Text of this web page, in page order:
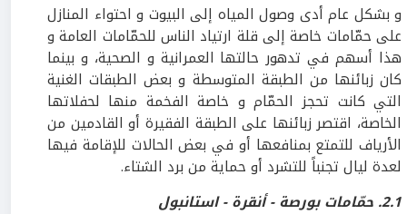
و بشكل عام أدى وصول المياه إلى البيوت و احتواء المنازل
على حمّامات خاصة إلى قلة ارتياد الناس للحمّامات العامة و
هذا أسهم في تدهور حالتها العمرانية و الصحية، و بينما
كان زبائنها من الطبقة المتوسطة و بعض الطبقات الغنية
التي كانت تحجز الحمّام و خاصة الفخمة منها لحفلاتها
الخاصة، اقتصر زبائنها على الطبقة الفقيرة أو القادمين من
الأرياف للتمتع بمنافعها أو في بعض الحالات للإقامة فيها
لعدة ليال تجنباً للتشرد أو حماية من برد الشتاء.
2.1. حمّامات بورصة - أنقرة - استانبول